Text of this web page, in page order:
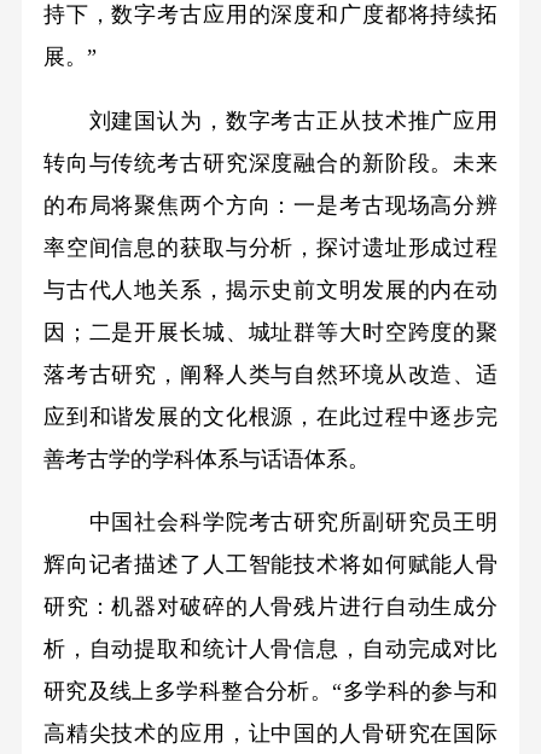
持下，数字考古应用的深度和广度都将持续拓
展。”
刘建国认为，数字考古正从技术推广应用
转向与传统考古研究深度融合的新阶段。未来
的布局将聚焦两个方向：一是考古现场高分辨
率空间信息的获取与分析，探讨遗址形成过程
与古代人地关系，揭示史前文明发展的内在动
因；二是开展长城、城址群等大时空跨度的聚
落考古研究，阐释人类与自然环境从改造、适
应到和谐发展的文化根源，在此过程中逐步完
善考古学的学科体系与话语体系。
中国社会科学院考古研究所副研究员王明
辉向记者描述了人工智能技术将如何赋能人骨
研究：机器对破碎的人骨残片进行自动生成分
析，自动提取和统计人骨信息，自动完成对比
研究及线上多学科整合分析。“多学科的参与和
高精尖技术的应用，让中国的人骨研究在国际